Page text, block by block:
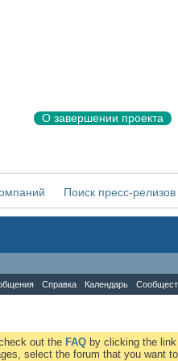
О завершении проекта
Поиск пресс-релизов
Справка Календарь
out the FAQ by clicking the
select the forum that you want